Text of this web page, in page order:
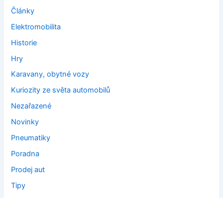
Články
Elektromobilita
Historie
Hry
Karavany, obytné vozy
Kuriozity ze světa automobilů
Nezařazené
Novinky
Pneumatiky
Poradna
Prodej aut
Tipy